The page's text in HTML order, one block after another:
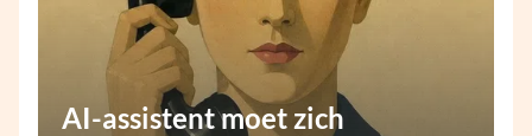
AI-assistent moet zich